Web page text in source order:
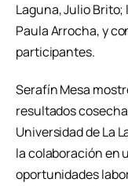
Laguna, Julio
Paula Arrocha, y
participantes.
Serafín Mesa
resultados
Universidad de La
la colaboración en
oportunidades